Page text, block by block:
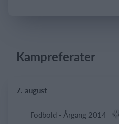
Kampreferater
7. august
Fodbold - Årgang 2014